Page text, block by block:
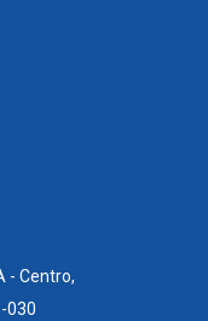
- Centro,
030